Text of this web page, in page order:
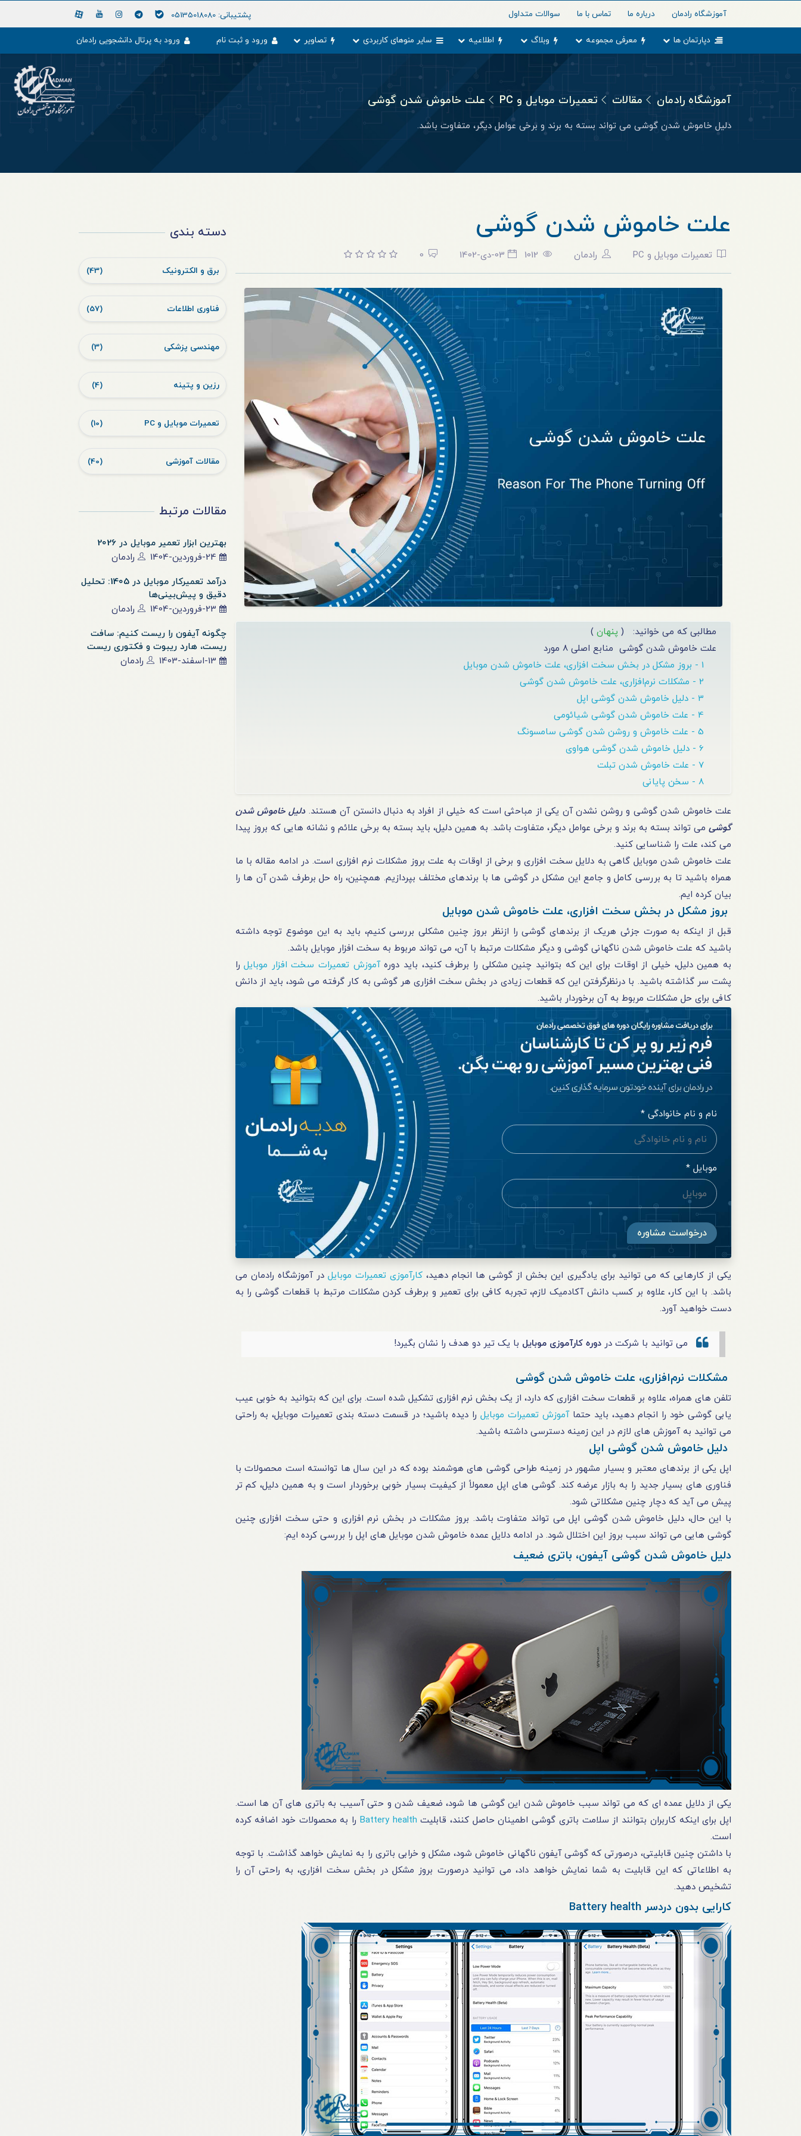
آموزشگاه رادمان درباره ما تماس با ما سوالات متداول پشتیبانی:
دپارتمان ها معرفی مجموعه وبلاگ اطلاعیه سایر منوهای کاربردی تصاویر ورود و ثبت نام ورود به پرتال دانشجویی رادمان
آموزشگاه رادمان مقالات تعمیرات موبایل و PC علت خاموش شدن گوشی
دلیل خاموش شدن گوشی می‌ تواند بسته به برند و برخی عوامل دیگر، متفاوت باشد.
دسته بندی
برق و الکترونیک (43)
فناوری اطلاعات (57)
مهندسی پزشکی (3)
رزین و پتینه (4)
تعمیرات موبایل و PC (10)
مقالات آموزشی (40)
مقالات مرتبط
بهترین ابزار تعمیر موبایل در 2026
24-فروردین-1404
رادمان
درآمد تعمیرکار موبایل در 1405: تحلیل
دقیق و پیش‌بینی‌ها
23-فروردین-1404
رادمان
چگونه آیفون را ریست کنیم: سافت
ریست، هارد ریبوت و فکتوری ریست
13-اسفند-1403
رادمان
علت خاموش شدن گوشی
تعمیرات موبایل و PC رادمان 1012 03-دی-1402 0
مطالبی که می خوانید: ( پنهان )
علت خاموش شدن گوشی منابع اصلی 8 مورد
علت خاموش شدن گوشی و روشن نشدن آن یکی از مباحثی است که خیلی از افراد به‌ دنبال دانستن آن هستند.دلیل خاموش شدن
گوشی می‌ تواند بسته به برند و برخی عوامل دیگر، متفاوت باشد. به همین دلیل، باید بسته به برخی علائم و نشانه‌ هایی که بروز پیدا
می‌ کند، علت را شناسایی کنید.
علت خاموش شدن موبایل گاهی به‌ دلایل سخت‌ افزاری و برخی از اوقات به‌ علت بروز مشکلات نرم‌ افزاری است. در ادامه مقاله با ما
همراه باشید تا به بررسی کامل و جامع این مشکل در گوشی‌ ها با برندهای مختلف بپردازیم. همچنین، راه‌ حل برطرف‌ شدن آن‌ ها را
بیان کرده‌ ایم.
بروز مشکل در بخش سخت‌ افزاری، علت خاموش شدن موبایل
قبل از اینکه به‌ صورت جزئی هریک از برندهای گوشی را ازنظر بروز چنین مشکلی بررسی کنیم، باید به این موضوع توجه داشته
باشید که علت خاموش شدن ناگهانی گوشی و دیگر مشکلات مرتبط با آن، می‌ تواند مربوط به سخت‌ افزار موبایل باشد.
به همین دلیل، خیلی از اوقات برای این که بتوانید چنین مشکلی را برطرف کنید، باید دوره‌آموزش تعمیرات سخت افزار موبایلرا
پشت‌ سر گذاشته باشید. با درنظرگرفتن این که قطعات زیادی در بخش سخت‌‌ افزاری هر گوشی به‌ کار گرفته می‌ شود، باید از دانش
کافی برای حل مشکلات مربوط به آن‎ برخوردار باشید.
نام و نام خانوادگی *
موبایل *
درخواست مشاوره
یکی از کارهایی که می‌ توانید برای یادگیری این بخش از گوشی‌ ها انجام دهید،کارآموزی تعمیرات موبایل در آموزشگاه رادمان می
باشد. با این کار، علاوه‌ بر کسب دانش آکادمیک لازم، تجربه کافی برای تعمیر و برطرف‌ کردن مشکلات مرتبط با قطعات گوشی را به‌
دست خواهید آورد.
می توانید با شرکت در دوره کارآموزی موبایل با یک تیر دو هدف را نشان بگیرد!
مشکلات نرم‌‌افزاری، علت خاموش شدن گوشی
تلفن‌ های همراه، علاوه‌ بر قطعات سخت‌‌ افزاری که دارد، از یک بخش نرم‌ افزاری تشکیل شده است. برای این که بتوانید به‌ خوبی عیب‌
یابی گوشی خود را انجام دهید، باید حتماآموزش تعمیرات موبایلرا دیده‌ باشید؛ در قسمت دسته‌ بندی تعمیرات موبایل، به‌ راحتی
می ‎توانید به آموزش‌ های لازم در این زمینه دسترسی داشته باشید.
دلیل خاموش شدن گوشی اپل
اپل یکی از برندهای معتبر و بسیار مشهور در زمینه طراحی گوشی‌ های هوشمند بوده که در این‌ سال‌ ها توانسته است محصولات با
فناوری‌ های بسیار جدید را به بازار عرضه کند. گوشی‌‌ های اپل معمولاً از کیفیت بسیار خوبی برخوردار است و به همین دلیل، کم‌ تر
پیش‌ می‌ آید که دچار چنین مشکلاتی شود.
با این‌ حال، دلیل خاموش شدن گوشی اپل می‌ ‎تواند متفاوت باشد. بروز مشکلات در بخش نرم‌ افزاری و حتی سخت‌ افزاری چنین
گوشی‌ هایی می‌ تواند سبب بروز این اختلال شود. در ادامه دلایل عمده خاموش‌ شدن موبایل‌ های اپل را بررسی کرده‌ ایم:
دلیل خاموش شدن گوشی آیفون، باتری ضعیف
یکی از دلایل عمده‌ ای که می‌ تواند سبب خاموش‌ شدن این گوشی‌ ‎ها شود، ضعیف‌‌ شدن و حتی آسیب به باتری‌ های آن‌ ها است.
اپل برای اینکه کاربران بتوانند از سلامت باتری گوشی‌ اطمینان حاصل کنند، قابلیت Battery health را به محصولات خود اضافه کرده
است.
با داشتن چنین قابلیتی، درصورتی‌ که گوشی آیفون ناگهانی خاموش شود، مشکل و خرابی باتری را به‌ نمایش خواهد گذاشت. با توجه
به اطلاعاتی که این قابلیت به شما نمایش خواهد داد، می‌ توانید درصورت بروز مشکل در بخش ‌سخت‌ افزاری، به راحتی آن را
تشخیص دهید.
کارایی بدون دردسر Battery health